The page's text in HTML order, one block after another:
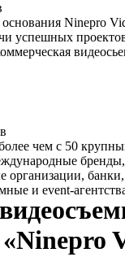
Ninepro
успешных
чем с 50
организации,
и event-